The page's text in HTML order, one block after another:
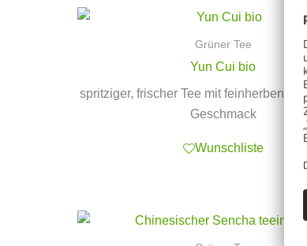
Grüner Tee
Yun Cui bio
spritziger, frischer Tee mit feinherben
Geschmack
Wunschliste